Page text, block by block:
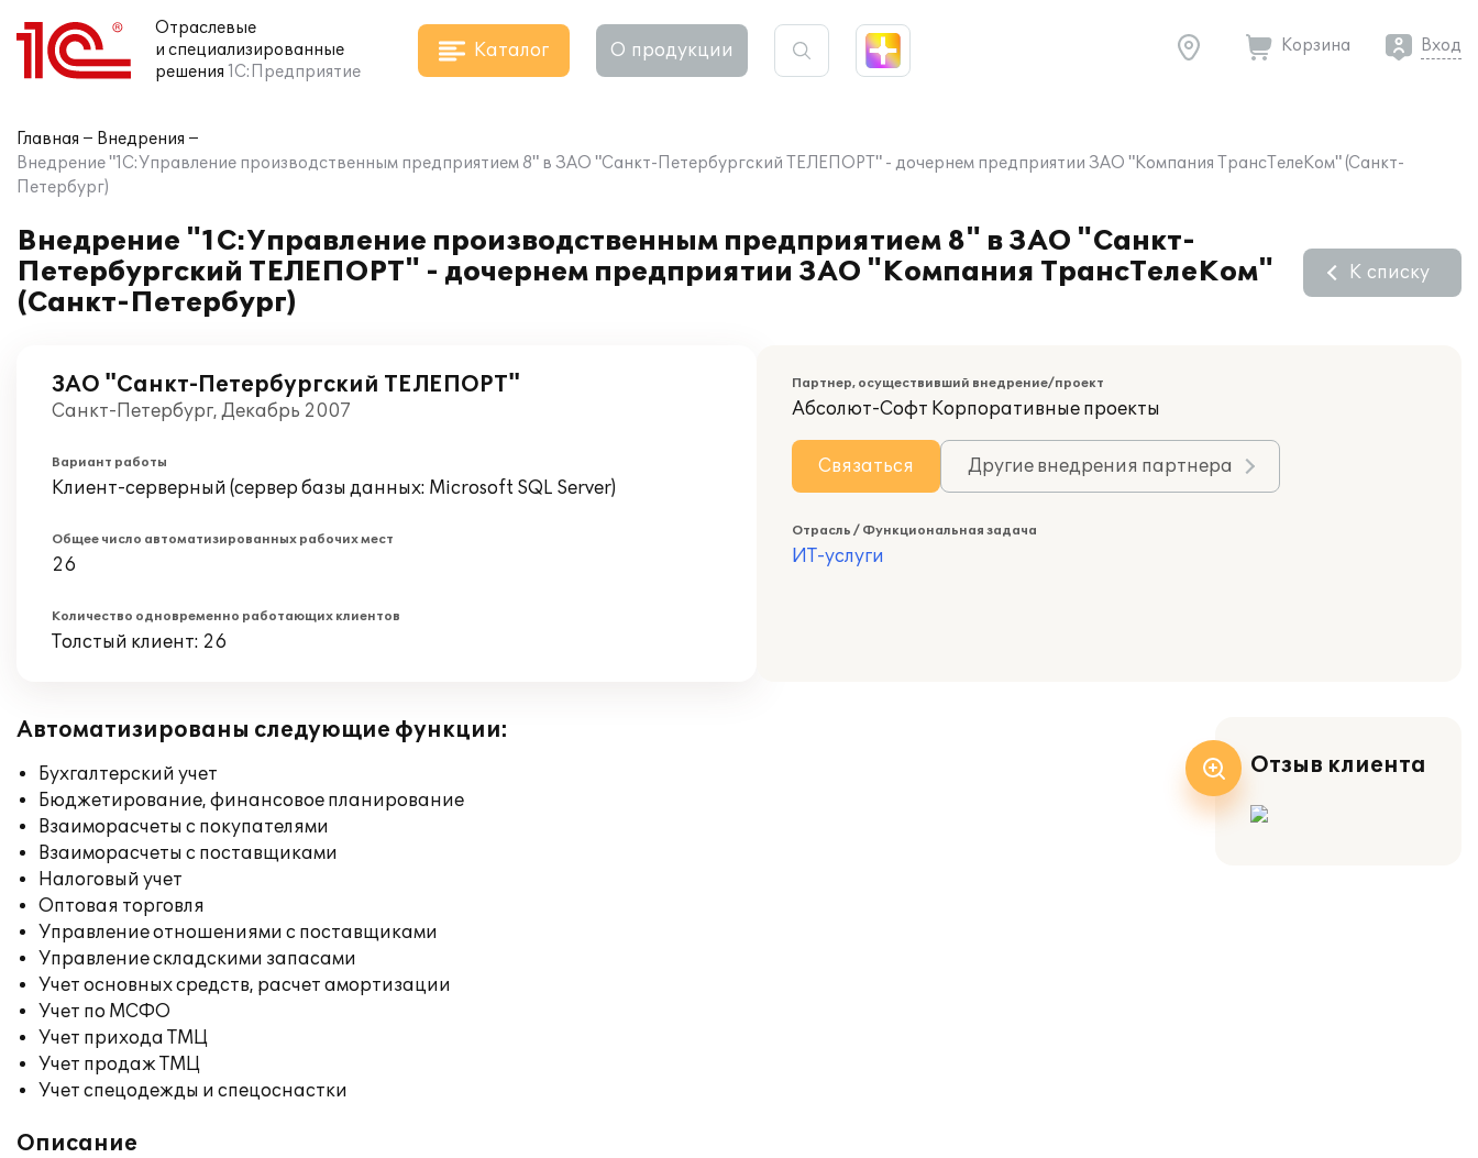
Отраслевые
и специализированные
решения 1С:Предприятие
Каталог О продукции Корзина Вход
Главная
Внедрения
Внедрение "1C:Управление производственным предприятием 8" в ЗАО "Санкт-Петербургский ТЕЛЕПОРТ" - дочернем предприятии ЗАО "Компания ТрансТелеКом" (Санкт-
Петербург)
Внедрение "1C:Управление производственным предприятием 8" в ЗАО "Санкт-
Петербургский ТЕЛЕПОРТ" - дочернем предприятии ЗАО "Компания ТрансТелеКом"
(Санкт-Петербург)
К списку
ЗАО "Санкт-Петербургский ТЕЛЕПОРТ"
Санкт-Петербург, Декабрь 2007
Вариант работы
Клиент-серверный (сервер базы данных: Microsoft SQL Server)
Общее число автоматизированных рабочих мест
26
Количество одновременно работающих клиентов
Толстый клиент: 26
Партнер, осуществивший внедрение/проект
Абсолют-Софт Корпоративные проекты
Связаться Другие внедрения партнера
Отрасль / Функциональная задача
ИТ-услуги
Автоматизированы следующие функции:
Бухгалтерский учет
Бюджетирование, финансовое планирование
Взаиморасчеты с покупателями
Взаиморасчеты с поставщиками
Налоговый учет
Оптовая торговля
Управление отношениями с поставщиками
Управление складскими запасами
Учет основных средств, расчет амортизации
Учет по МСФО
Учет прихода ТМЦ
Учет продаж ТМЦ
Учет спецодежды и спецоснастки
Описание
Отзыв клиента